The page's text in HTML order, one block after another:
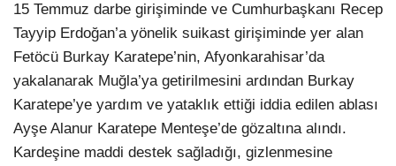
15 Temmuz darbe girişiminde ve Cumhurbaşkanı Recep
Tayyip Erdoğan’a yönelik suikast girişiminde yer alan
Fetöcü Burkay Karatepe’nin, Afyonkarahisar’da
yakalanarak Muğla’ya getirilmesini ardından Burkay
Karatepe’ye yardım ve yataklık ettiği iddia edilen ablası
Ayşe Alanur Karatepe Menteşe’de gözaltına alındı.
Kardeşine maddi destek sağladığı, gizlenmesine